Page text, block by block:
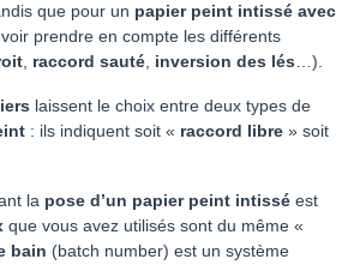
que pour un papier peint intissé avec
prendre en compte les différents
, raccord sauté, inversion des lés…).
laissent le choix entre deux types de
: ils indiquent soit « raccord libre » soit
la pose d’un papier peint intissé est
que vous avez utilisés sont du même «
bain (batch number) est un système